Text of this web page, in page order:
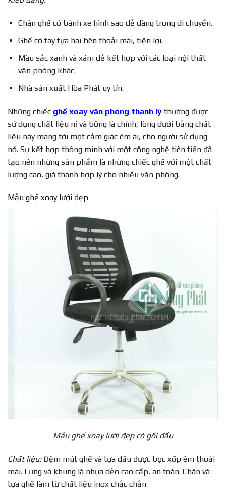
Chân ghế có bánh xe hình sao dễ dàng trong di chuyển.
Ghế có tay tựa hai bên thoải mái, tiện lợi.
Màu sắc xanh và xám dễ kết hợp với các loại nội thất
văn phòng khác.
Nhà sản xuất Hòa Phát uy tín.
Những chiếc ghế xoay văn phòng thanh lý thường được
sử dụng chất liệu nỉ và bông là chính, lòng dưới bằng chất
liệu này mang tới một cảm giác êm ái, cho người sử dụng
nó. Sự kết hợp thông minh với một công nghệ tiên tiến đã
tạo nên những sản phẩm là những chiếc ghế với một chất
lượng cao, giá thành hợp lý cho nhiều văn phòng.
Mẫu ghế xoay lưới đẹp
Mẫu ghế xoay lưới đẹp có gối đầu
Chất liệu:Đệm mút ghế và tựa đầu được bọc xốp êm thoải
mái. Lưng và khung là nhựa dẻo cao cấp, an toàn. Chân và
tựa ghế làm từ chất liệu inox chắc chắn